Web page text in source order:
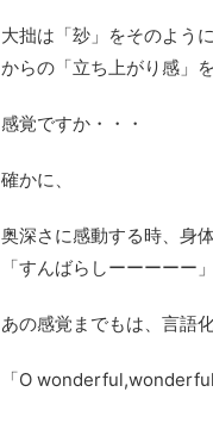
大拙は「玅」をそのよう
からの「立ち上がり感」
感覚ですか・・・
確かに、
奥深さに感動する時、身
「すんばらしーーーーー
あの感覚までもは、言語
「O